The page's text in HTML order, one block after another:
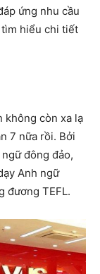
ứng nhu cầu
hiểu chi tiết
không còn xa lạ
7 nữa rồi. Bởi
đông đảo,
Anh ngữ
đương TEFL.